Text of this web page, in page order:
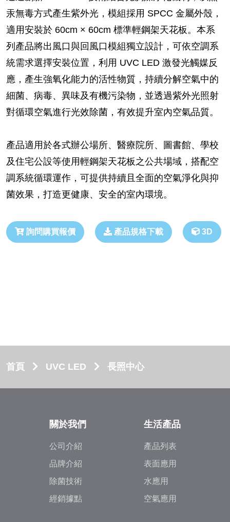
汞無毒方式產生紫外光，模組採用 SPCC 金屬外殼，
適用安裝於 60cm × 60cm 標準輕鋼架天花板。本系
列產品將出風口與回風口模組獨立設計，可依空調系
統需求選擇安裝位置，利用 UVC LED 激發光觸媒反
應，產生強氧化能力的活性物質，持續分解空氣中的
細菌、病毒、異味及有機污染物，並透過紫外光照射
對循環空氣進行光效除菌，有效提升室內空氣品質。
產品適用於各式辦公場所、醫療院所、圖書館、學校
及住宅公設等使用輕鋼架天花板之公共場域，搭配空
調系統循環運作，可提供持續且全面的空氣淨化與抑
菌效果，打造更健康、安全的室內環境。
詢問購買報價 產品規格下載 3D
首頁 UVC LED 長照中心
關於我們
公司介紹
品牌介紹
除菌技術
經銷據點
生活產品
產品列表
表面應用
水應用
空氣應用